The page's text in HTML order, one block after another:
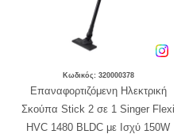
Κωδικός: 320000378
Επαναφορτιζόμενη Ηλεκτρική
Σκούπα Stick 2 σε 1 Singer Flexi
HVC 1480 BLDC με Ισχύ 150W